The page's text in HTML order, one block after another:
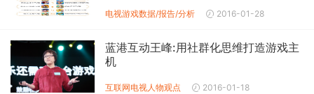
电视游戏数据/报告/分析 2016-01-28
蓝港互动王峰:用社群化思维打造游戏主
机
互联网电视人物观点 2016-01-18